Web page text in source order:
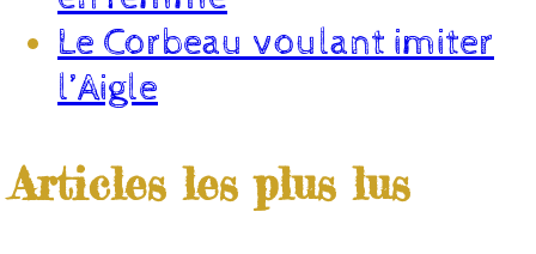
Le Corbeau voulant imiter
l’Aigle
Articles les plus lus